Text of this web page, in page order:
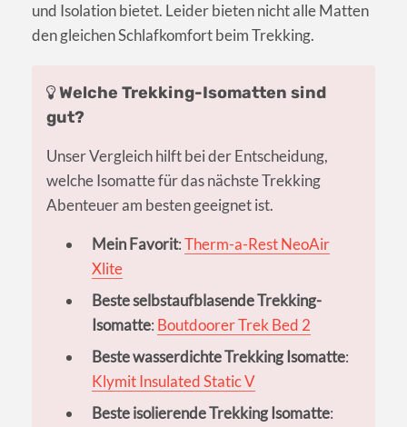
und Isolation bietet. Leider bieten nicht alle Matten
den gleichen Schlafkomfort beim Trekking.
Welche Trekking-Isomatten sind
gut?
Unser Vergleich hilft bei der Entscheidung,
welche Isomatte für das nächste Trekking
Abenteuer am besten geeignet ist.
Mein Favorit:Therm-a-Rest NeoAir
Xlite
Beste selbstaufblasende Trekking-
Isomatte: Boutdoorer Trek Bed 2
Beste wasserdichte Trekking Isomatte:
Klymit Insulated Static V
Beste isolierende Trekking Isomatte: